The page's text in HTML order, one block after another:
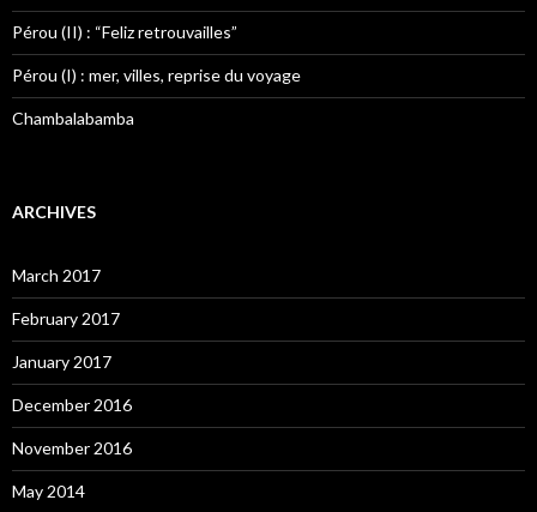
Pérou (II) : “Feliz retrouvailles”
Pérou (I) : mer, villes, reprise du voyage
Chambalabamba
ARCHIVES
March 2017
February 2017
January 2017
December 2016
November 2016
May 2014